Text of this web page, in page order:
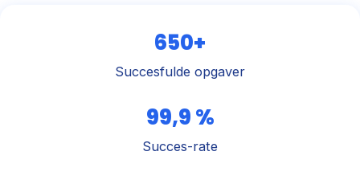
650+
Succesfulde opgaver
99,9 %
Succes-rate